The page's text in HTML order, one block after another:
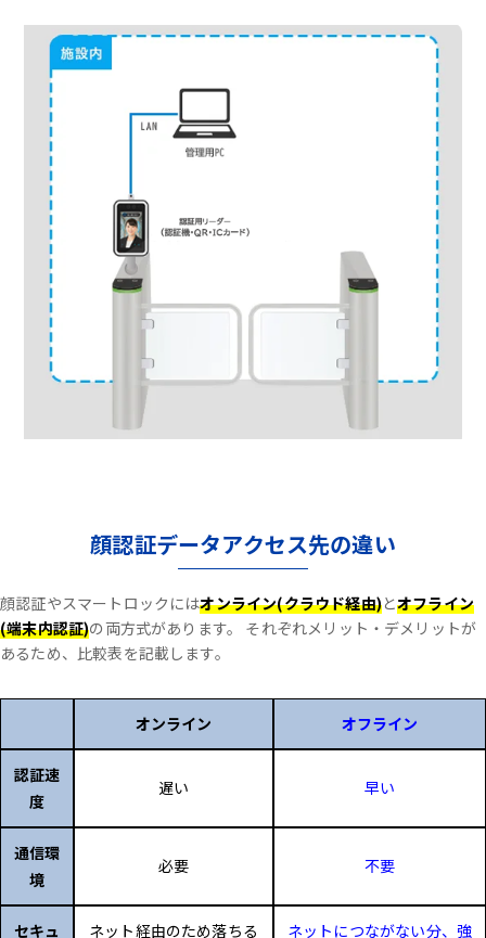
顔認証データアクセス先の違い
顔認証やスマートロックにはオンライン(クラウド経由)とオフライン
(端末内認証)の両方式があります。
それぞれメリット・デメリットが
あるため、比較表を記載します。
オンライン オフライン
認証速
度
遅い 早い
通信環
境
必要 不要
セキュ ネット経由のため落ちる ネットにつながない分、強